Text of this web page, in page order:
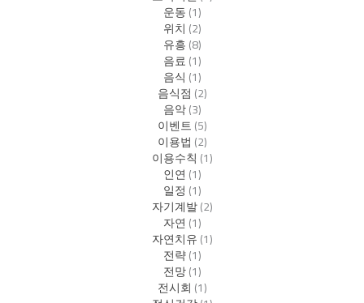
운동(1)
위치 (2)
유흥(8)
음료(1)
음식 (1)
음식점 (2)
음악(3)
이벤트(5)
이용법 (2)
이용수칙 (1)
인연(1)
일정 (1)
자기계발(2)
자연(1)
자연치유(1)
전략(1)
전망(1)
전시회 (1)